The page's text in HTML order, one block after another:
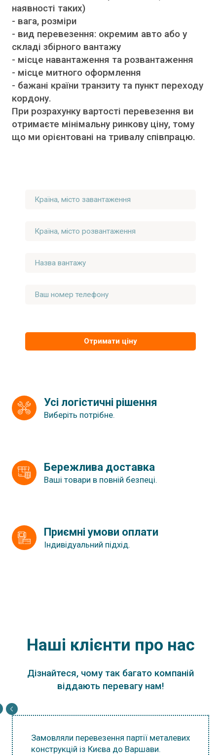
наявності таких)
- вага, розміри
- вид перевезення: окремим авто або у
складі збірного вантажу
- місце навантаження та розвантаження
- місце митного оформлення
- бажані країни транзиту та пункт переходу
кордону.
При розрахунку вартості перевезення ви
отримаєте мінімальну ринкову ціну, тому
що ми орієнтовані на тривалу співпрацю.
Отримати ціну
Усі логістичні рішення
Виберіть потрібне.
Бережлива доставка
Ваші товари в повній безпеці.
Приємні умови оплати
Індивідуальний підхід.
Наші клієнти про нас
Дізнайтеся, чому так багато компаній
віддають перевагу нам!
Замовляли перевезення партії металевих
конструкцій із Києва до Варшави.